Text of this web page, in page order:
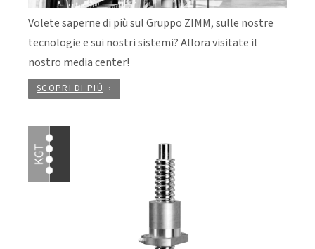
Volete saperne di più sul Gruppo ZIMM, sulle nostre
tecnologie e sui nostri sistemi? Allora visitate il
nostro media center!
SCOPRI DI PIÚ